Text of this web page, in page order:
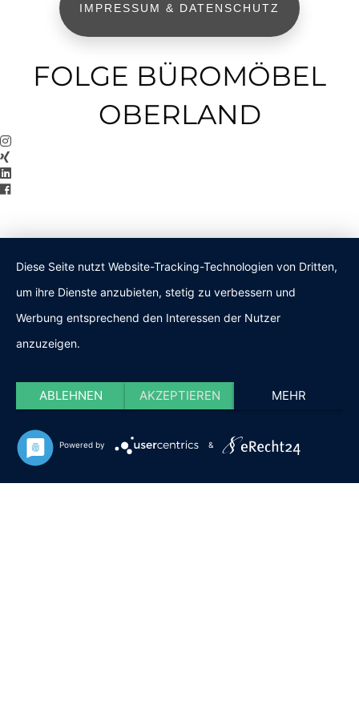
IMPRESSUM & DATENSCHUTZ
FOLGE BÜROMÖBEL
OBERLAND
Diese Seite nutzt Website-Tracking-Technologien von Dritten,
um ihre Dienste anzubieten, stetig zu verbessern und
Werbung entsprechend den Interessen der Nutzer
anzuzeigen.
ABLEHNEN AKZEPTIEREN MEHR
Powered by &